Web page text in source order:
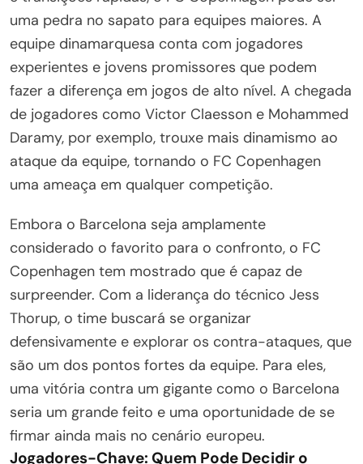
uma pedra no sapato para equipes maiores. A
equipe dinamarquesa conta com jogadores
experientes e jovens promissores que podem
fazer a diferença em jogos de alto nível. A chegada
de jogadores como Victor Claesson e Mohammed
Daramy, por exemplo, trouxe mais dinamismo ao
ataque da equipe, tornando o FC Copenhagen
uma ameaça em qualquer competição.
Embora o Barcelona seja amplamente
considerado o favorito para o confronto, o FC
Copenhagen tem mostrado que é capaz de
surpreender. Com a liderança do técnico Jess
Thorup, o time buscará se organizar
defensivamente e explorar os contra-ataques, que
são um dos pontos fortes da equipe. Para eles,
uma vitória contra um gigante como o Barcelona
seria um grande feito e uma oportunidade de se
firmar ainda mais no cenário europeu.
Jogadores-Chave: Quem Pode Decidir o